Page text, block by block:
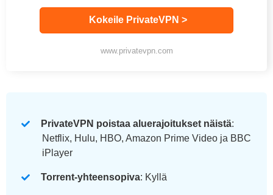
Kokeile PrivateVPN >
www.privatevpn.com
PrivateVPN poistaa aluerajoitukset näistä:
Netflix, Hulu, HBO, Amazon Prime Video ja BBC
iPlayer
Torrent-yhteensopiva: Kyllä